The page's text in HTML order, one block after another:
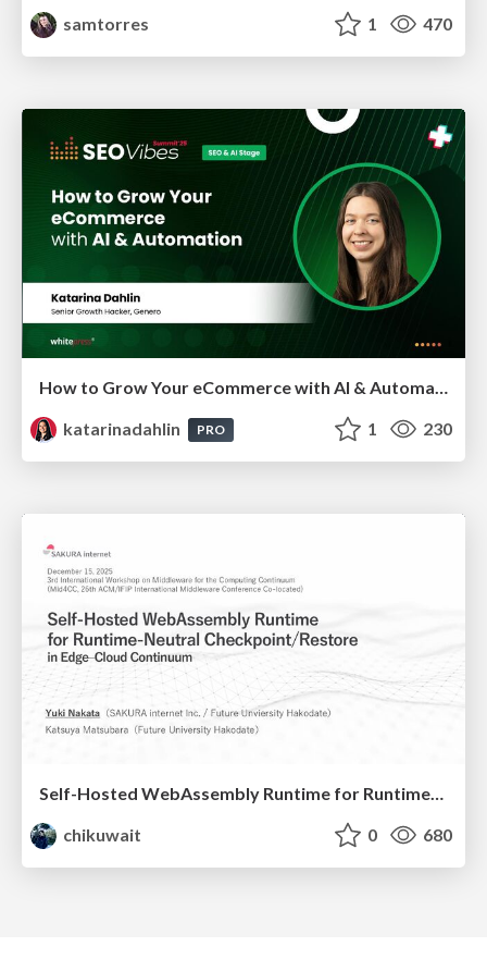
samtorres
1 470
How to Grow Your eCommerce with AI & Automation
katarinadahlin
PRO 1 230
chikuwait
0 680